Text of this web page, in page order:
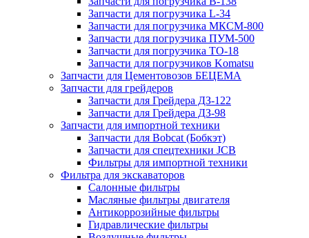
Запчасти для погрузчика L-34
Запчасти для погрузчика МКСМ-800
Запчасти для погрузчика ПУМ-500
Запчасти для погрузчика ТО-18
Запчасти для погрузчиков Komatsu
Запчасти для Цементовозов БЕЦЕМА
Запчасти для грейдеров
Запчасти для Грейдера ДЗ-122
Запчасти для Грейдера ДЗ-98
Запчасти для импортной техники
Запчасти для Bobcat (Бобкэт)
Запчасти для спецтехники JCB
Фильтры для импортной техники
Фильтра для экскаваторов
Салонные фильтры
Масляные фильтры двигателя
Антикоррозийные фильтры
Гидравлические фильтры